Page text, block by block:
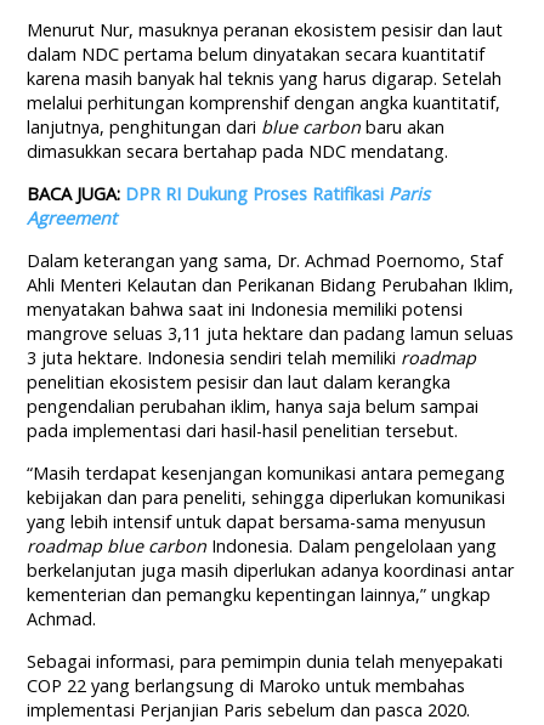
Menurut Nur, masuknya peranan ekosistem pesisir dan laut
dalam NDC pertama belum dinyatakan secara kuantitatif
karena masih banyak hal teknis yang harus digarap. Setelah
melalui perhitungan komprenshif dengan angka kuantitatif,
lanjutnya, penghitungan dari blue carbon baru akan
dimasukkan secara bertahap pada NDC mendatang.
BACA JUGA: DPR RI Dukung Proses Ratifikasi Paris
Agreement
Dalam keterangan yang sama, Dr. Achmad Poernomo, Staf
Ahli Menteri Kelautan dan Perikanan Bidang Perubahan Iklim,
menyatakan bahwa saat ini Indonesia memiliki potensi
mangrove seluas 3,11 juta hektare dan padang lamun seluas
3 juta hektare. Indonesia sendiri telah memiliki roadmap
penelitian ekosistem pesisir dan laut dalam kerangka
pengendalian perubahan iklim, hanya saja belum sampai
pada implementasi dari hasil-hasil penelitian tersebut.
“Masih terdapat kesenjangan komunikasi antara pemegang
kebijakan dan para peneliti, sehingga diperlukan komunikasi
yang lebih intensif untuk dapat bersama-sama menyusun
roadmap blue carbon Indonesia. Dalam pengelolaan yang
berkelanjutan juga masih diperlukan adanya koordinasi antar
kementerian dan pemangku kepentingan lainnya,” ungkap
Achmad.
Sebagai informasi, para pemimpin dunia telah menyepakati
COP 22 yang berlangsung di Maroko untuk membahas
implementasi Perjanjian Paris sebelum dan pasca 2020.